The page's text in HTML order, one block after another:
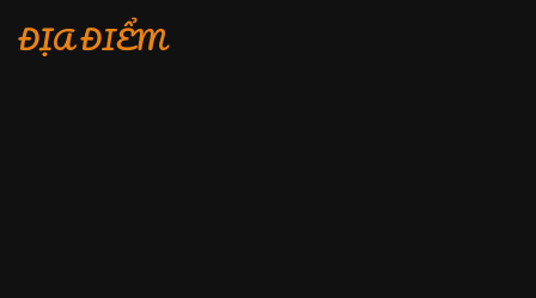
ĐỊA ĐIỂM